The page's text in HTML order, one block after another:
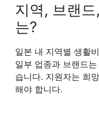
지역, 브랜
는?
일본 내 지역별 생활
일부 업종과 브랜드
습니다. 지원자는 희
해야 합니다.